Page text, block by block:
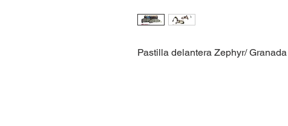
Pastilla delantera Zephyr/